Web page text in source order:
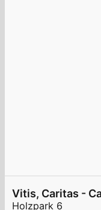
Vitis, Caritas -
Holzpark 6